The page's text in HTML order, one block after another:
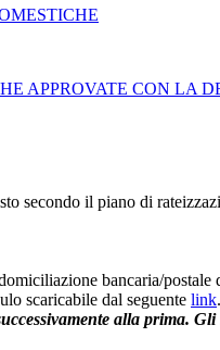
APPROVATE CON LA
secondo il piano di
bancaria/
scaricabile dal seguente link.
alla